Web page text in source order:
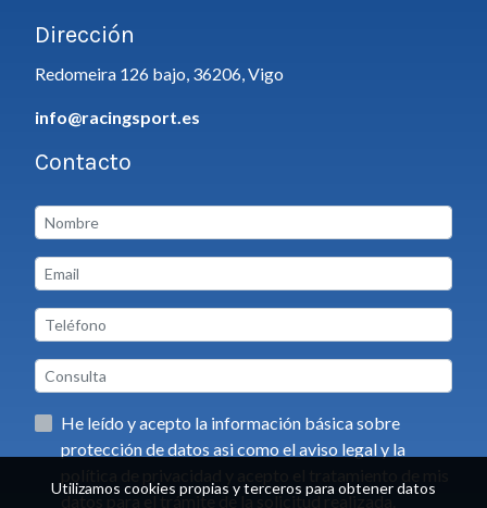
Dirección
Redomeira 126 bajo, 36206, Vigo
info@racingsport.es
Contacto
He leído y acepto la información básica sobre
protección de datos asi como el aviso legal y la
datos para el trámite de la solicitud realizada.
Utilizamos cookies propias y terceros para obtener datos